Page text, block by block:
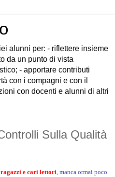
alunni per: - riflettere insieme
da un punto di vista
- apportare contributi
con i compagni e con il
con docenti e alunni di altri
Sulla Qualità
e cari lettori , manca ormai poco